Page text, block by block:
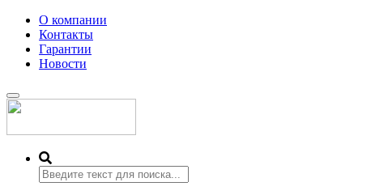
О компании
Контакты
Гарантии
Новости
Переключить
навигацию